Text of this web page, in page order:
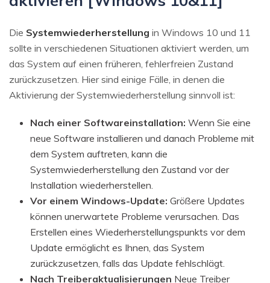
Die Systemwiederherstellung in Windows 10 und 11
sollte in verschiedenen Situationen aktiviert werden, um
das System auf einen früheren, fehlerfreien Zustand
zurückzusetzen. Hier sind einige Fälle, in denen die
Aktivierung der Systemwiederherstellung sinnvoll ist:
Nach einer Softwareinstallation: Wenn Sie eine
neue Software installieren und danach Probleme mit
dem System auftreten, kann die
Systemwiederherstellung den Zustand vor der
Installation wiederherstellen.
Vor einem Windows-Update: Größere Updates
können unerwartete Probleme verursachen. Das
Erstellen eines Wiederherstellungspunkts vor dem
Update ermöglicht es Ihnen, das System
zurückzusetzen, falls das Update fehlschlägt.
Nach Treiberaktualisierungen Neue Treiber